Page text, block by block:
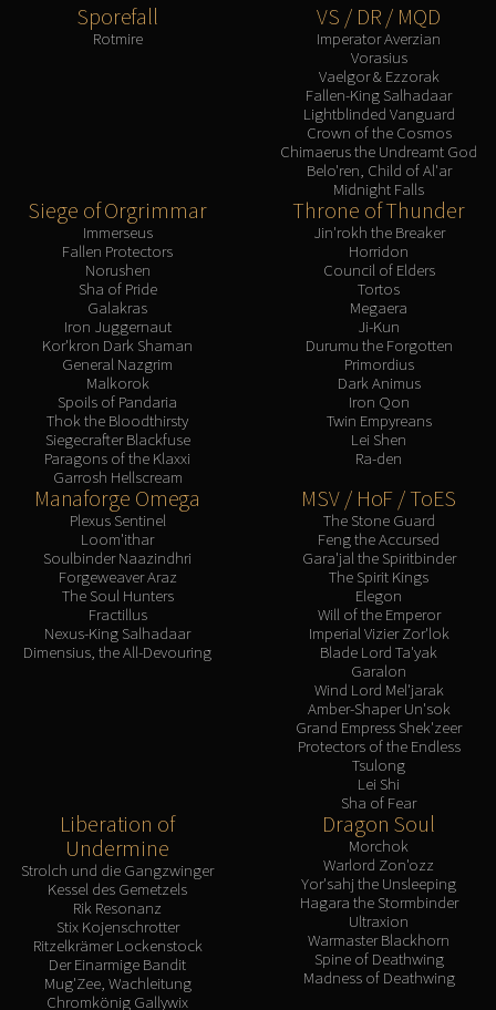
Sporefall
Rotmire
VS / DR / MQD
Imperator Averzian
Vorasius
Vaelgor & Ezzorak
Fallen-King Salhadaar
Lightblinded Vanguard
Crown of the Cosmos
Chimaerus the Undreamt God
Belo'ren, Child of Al'ar
Midnight Falls
Siege of Orgrimmar
Immerseus
Fallen Protectors
Norushen
Sha of Pride
Galakras
Iron Juggernaut
Kor'kron Dark Shaman
General Nazgrim
Malkorok
Spoils of Pandaria
Thok the Bloodthirsty
Siegecrafter Blackfuse
Paragons of the Klaxxi
Garrosh Hellscream
Throne of Thunder
Jin'rokh the Breaker
Horridon
Council of Elders
Tortos
Megaera
Ji-Kun
Durumu the Forgotten
Primordius
Dark Animus
Iron Qon
Twin Empyreans
Lei Shen
Ra-den
Manaforge Omega
Plexus Sentinel
Loom'ithar
Soulbinder Naazindhri
Forgeweaver Araz
The Soul Hunters
Fractillus
Nexus-King Salhadaar
Dimensius, the All-Devouring
MSV / HoF / ToES
The Stone Guard
Feng the Accursed
Gara'jal the Spiritbinder
The Spirit Kings
Elegon
Will of the Emperor
Imperial Vizier Zor'lok
Blade Lord Ta'yak
Garalon
Wind Lord Mel'jarak
Amber-Shaper Un'sok
Grand Empress Shek'zeer
Protectors of the Endless
Tsulong
Lei Shi
Sha of Fear
Liberation of
Undermine
Strolch und die Gangzwinger
Kessel des Gemetzels
Rik Resonanz
Stix Kojenschrotter
Ritzelkrämer Lockenstock
Der Einarmige Bandit
Mug'Zee, Wachleitung
Chromkönig Gallywix
Dragon Soul
Morchok
Warlord Zon'ozz
Yor'sahj the Unsleeping
Hagara the Stormbinder
Ultraxion
Warmaster Blackhorn
Spine of Deathwing
Madness of Deathwing